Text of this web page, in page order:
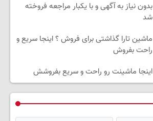
بدون نیاز به آگهی و با یکبار مراجعه فروخته
شد
ماشین تارا گذاشتی برای فروش ؟ اینجا سریع و
راحت بفروش
اینجا ماشینت رو راحت و سریع بفروشش